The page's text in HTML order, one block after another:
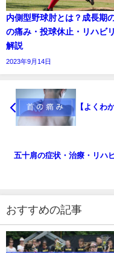
内側型野球肘とは？成長期
の痛み・投球休止・リハビ
解説
2023年9月14日
【よくわ
五十肩の症状・治療・リハ
おすすめの記事